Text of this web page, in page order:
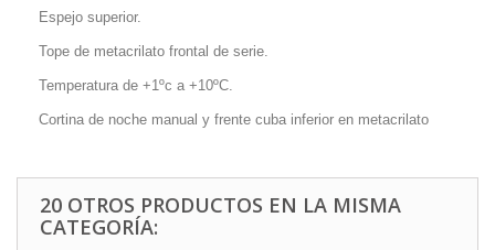
Espejo superior.
Tope de metacrilato frontal de serie.
Temperatura de +1ºc a +10ºC.
Cortina de noche manual y frente cuba inferior en metacrilato
20 OTROS PRODUCTOS EN LA MISMA
CATEGORÍA: